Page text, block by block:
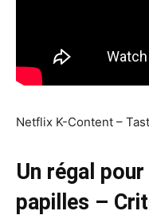
Netflix K-Content –
Un régal
papilles –